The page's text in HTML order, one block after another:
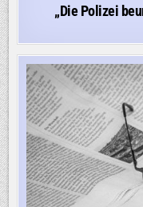
„Die Polizei